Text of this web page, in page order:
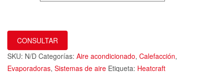
CONSULTAR
SKU: N/D Categorías: Aire acondicionado, Calefacción,
Evaporadoras, Sistemas de aire Etiqueta: Heatcraft